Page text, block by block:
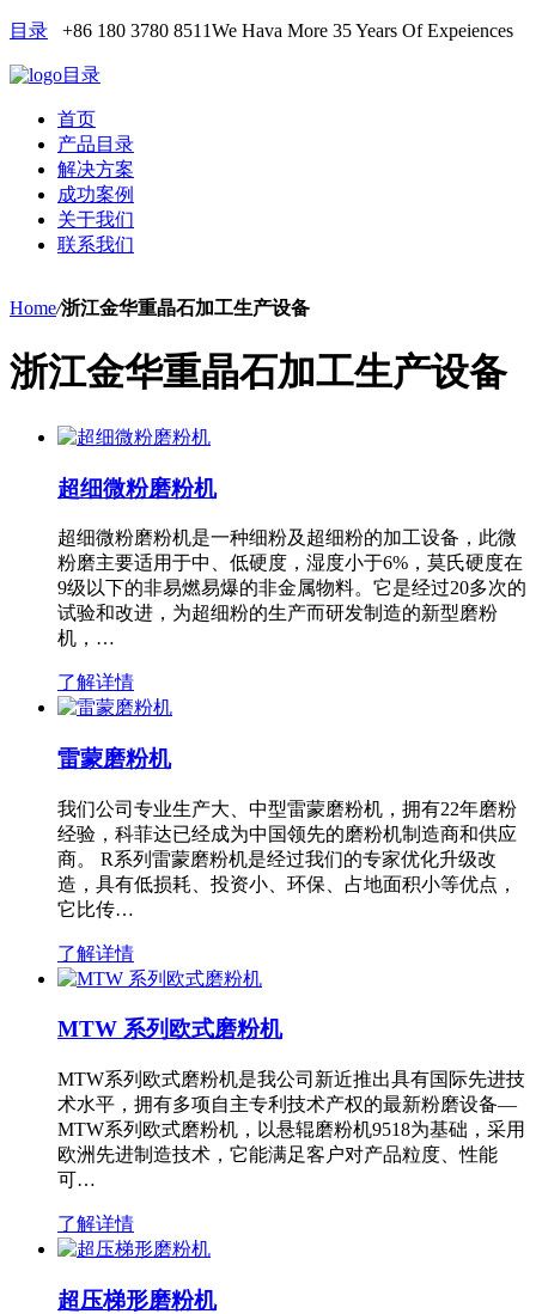
目录 +86 180 3780 8511We Hava More 35 Years Of Expeiences
目录
首页
产品目录
解决方案
成功案例
关于我们
联系我们
Home/浙江金华重晶石加工生产设备
浙江金华重晶石加工生产设备
超细微粉磨粉机
超细微粉磨粉机是一种细粉及超细粉的加工设备，此微
粉磨主要适用于中、低硬度，湿度小于6%，莫氏硬度在
9级以下的非易燃易爆的非金属物料。它是经过20多次的
试验和改进，为超细粉的生产而研发制造的新型磨粉
机，…
了解详情
雷蒙磨粉机
我们公司专业生产大、中型雷蒙磨粉机，拥有22年磨粉
经验，科菲达已经成为中国领先的磨粉机制造商和供应
商。 R系列雷蒙磨粉机是经过我们的专家优化升级改
造，具有低损耗、投资小、环保、占地面积小等优点，
它比传…
了解详情
MTW 系列欧式磨粉机
MTW系列欧式磨粉机是我公司新近推出具有国际先进技
术水平，拥有多项自主专利技术产权的最新粉磨设备—
MTW系列欧式磨粉机，以悬辊磨粉机9518为基础，采用
欧洲先进制造技术，它能满足客户对产品粒度、性能
可…
了解详情
超压梯形磨粉机